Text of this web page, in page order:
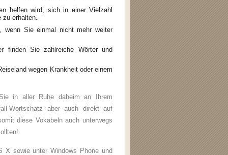
helfen wird, sich in einer Vielzahl
zu erhalten.
wenn Sie einmal nicht mehr weiter
finden Sie zahlreiche Wörter und
wegen Krankheit oder einem
in aller Ruhe daheim an Ihrem
Wortschatz aber auch direkt auf
diese Vokabeln auch unterwegs
X sowie unter Windows Phone und